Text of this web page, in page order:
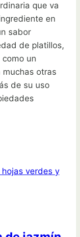
que va
en
sabor
de platillos,
un
muchas otras
de su uso